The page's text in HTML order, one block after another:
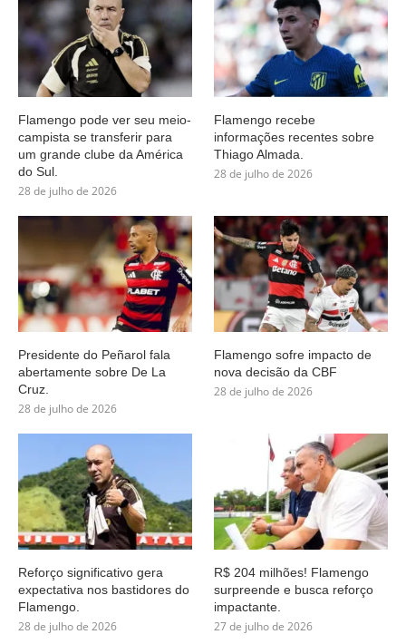
Flamengo pode ver seu meio-
campista se transferir para
um grande clube da América
do Sul.
28 de julho de 2026
Flamengo recebe
informações recentes sobre
Thiago Almada.
28 de julho de 2026
Presidente do Peñarol fala
abertamente sobre De La
Cruz.
28 de julho de 2026
Flamengo sofre impacto de
nova decisão da CBF
28 de julho de 2026
Reforço significativo gera
expectativa nos bastidores do
Flamengo.
28 de julho de 2026
R$ 204 milhões! Flamengo
surpreende e busca reforço
impactante.
27 de julho de 2026